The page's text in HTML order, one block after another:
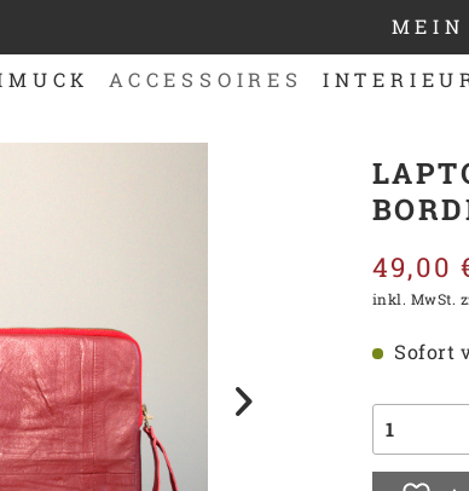
MEIN
ACCESSOIRES
49,00
inkl. MwSt.
Sofort